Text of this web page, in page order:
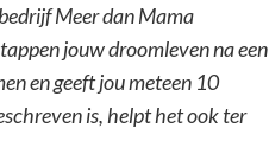
Meer dan Mama
jouw droomleven na een
en geeft jou meteen 10
is, helpt het ook ter